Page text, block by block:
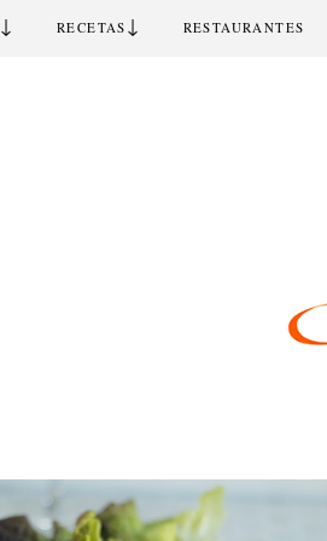
↓ RECETAS ↓ RESTAURANTES